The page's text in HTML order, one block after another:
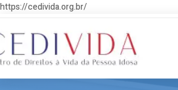
https://cedivida.org.br/